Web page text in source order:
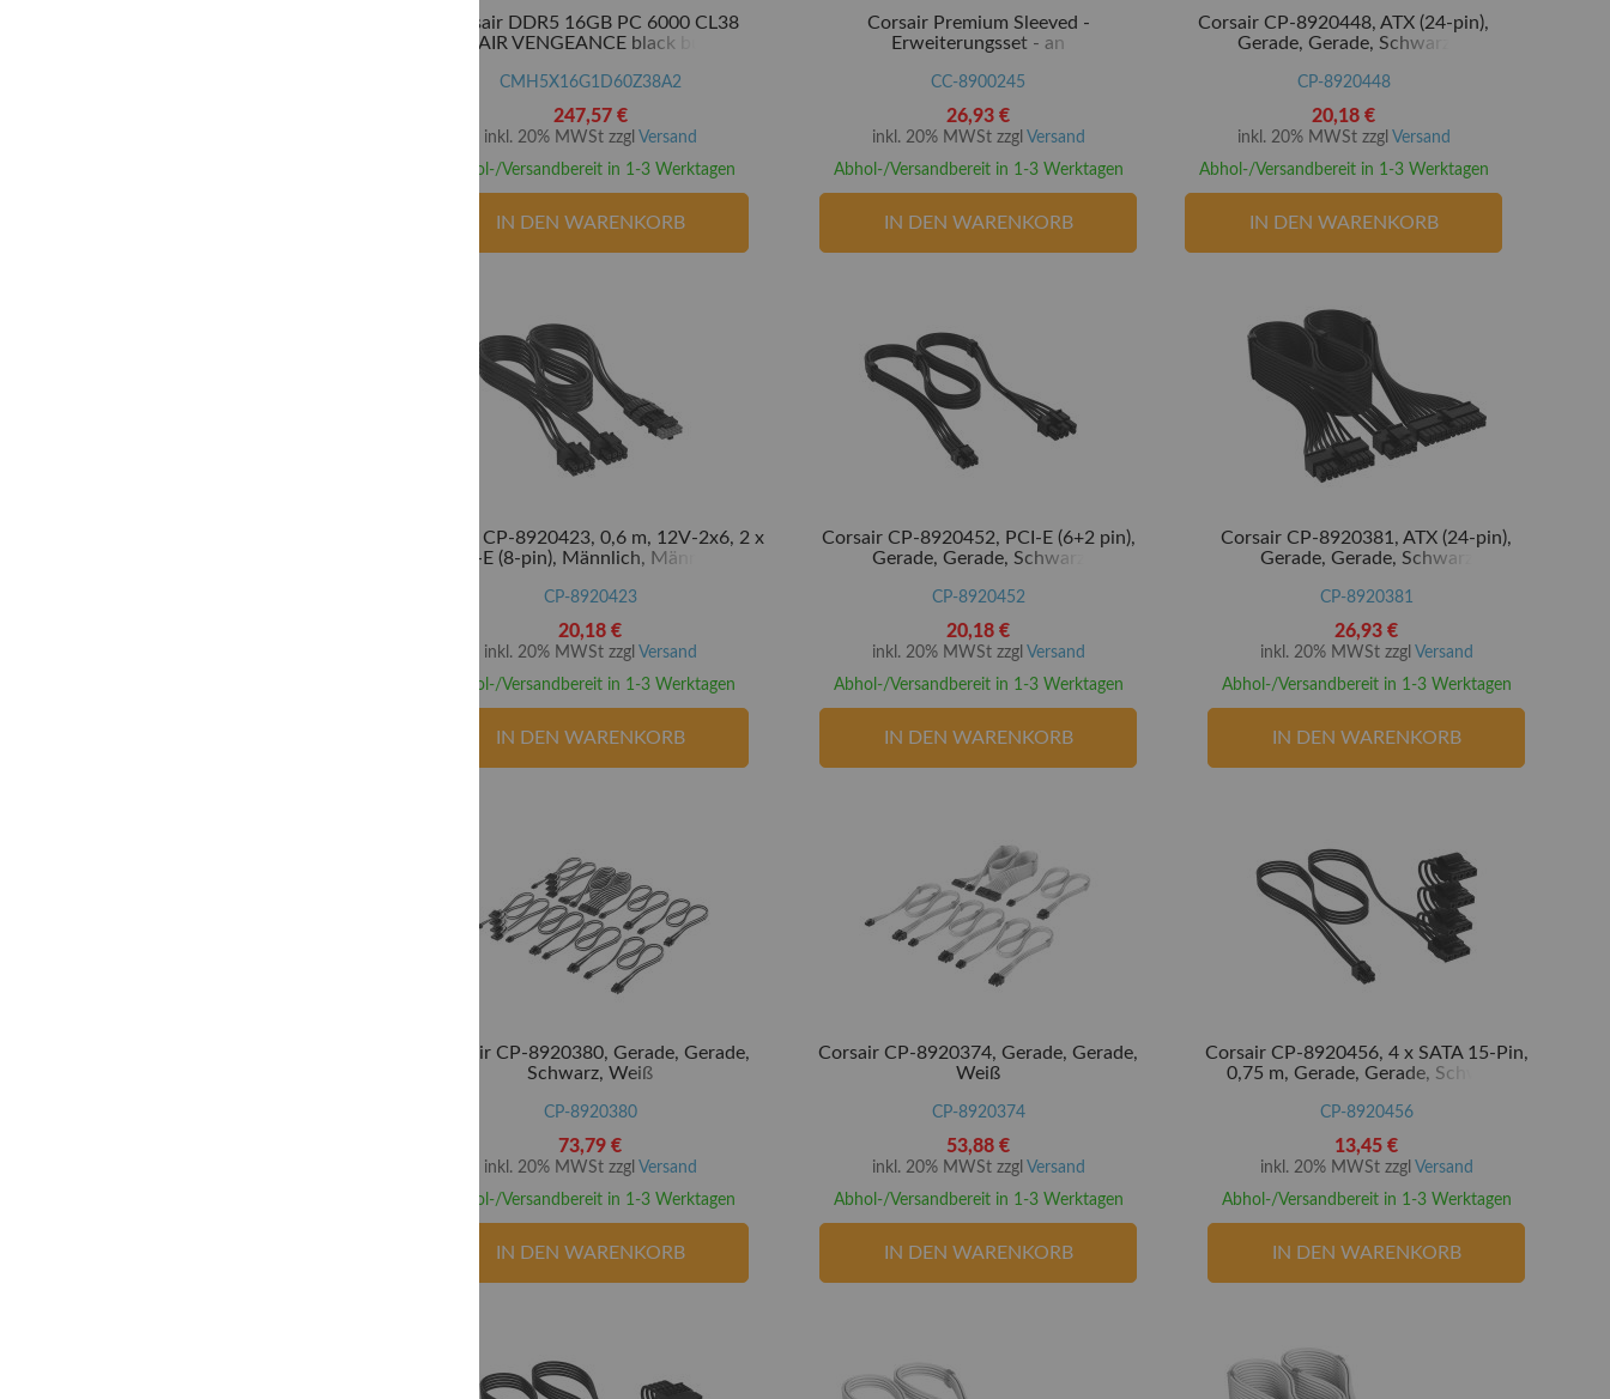
Corsair DDR5 16GB PC 6000 CL38
CORSAIR VENGEANCE black bulk - 16
CMH5X16G1D60Z38A2
247,57 €
inkl. 20% MWSt zzgl Versand
Abhol-/Versandbereit in 1-3 Werktagen
IN DEN WARENKORB
Corsair Premium Sleeved -
Erweiterungsset - an
CC-8900245
26,93 €
inkl. 20% MWSt zzgl Versand
Abhol-/Versandbereit in 1-3 Werktagen
IN DEN WARENKORB
Corsair CP-8920448, ATX (24-pin),
Gerade, Gerade, Schwarz
CP-8920448
20,18 €
inkl. 20% MWSt zzgl Versand
Abhol-/Versandbereit in 1-3 Werktagen
IN DEN WARENKORB
Corsair CP-8920423, 0,6 m, 12V-2x6, 2 x
PCI-E (8-pin), Männlich, Männlich,
CP-8920423
20,18 €
inkl. 20% MWSt zzgl Versand
Abhol-/Versandbereit in 1-3 Werktagen
IN DEN WARENKORB
Corsair CP-8920452, PCI-E (6+2 pin),
Gerade, Gerade, Schwarz
CP-8920452
20,18 €
inkl. 20% MWSt zzgl Versand
Abhol-/Versandbereit in 1-3 Werktagen
IN DEN WARENKORB
Corsair CP-8920381, ATX (24-pin),
Gerade, Gerade, Schwarz
CP-8920381
26,93 €
inkl. 20% MWSt zzgl Versand
Abhol-/Versandbereit in 1-3 Werktagen
IN DEN WARENKORB
Corsair CP-8920380, Gerade, Gerade,
Schwarz, Weiß
CP-8920380
73,79 €
inkl. 20% MWSt zzgl Versand
Abhol-/Versandbereit in 1-3 Werktagen
IN DEN WARENKORB
Corsair CP-8920374, Gerade, Gerade,
Weiß
CP-8920374
53,88 €
inkl. 20% MWSt zzgl Versand
Abhol-/Versandbereit in 1-3 Werktagen
IN DEN WARENKORB
Corsair CP-8920456, 4 x SATA 15-Pin,
0,75 m, Gerade, Gerade, Schwarz
CP-8920456
13,45 €
inkl. 20% MWSt zzgl Versand
Abhol-/Versandbereit in 1-3 Werktagen
IN DEN WARENKORB